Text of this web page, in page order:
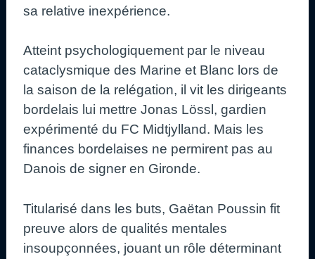
sa relative inexpérience.
Atteint psychologiquement par le niveau
cataclysmique des Marine et Blanc lors de
la saison de la relégation, il vit les dirigeants
bordelais lui mettre Jonas Lössl, gardien
expérimenté du FC Midtjylland. Mais les
finances bordelaises ne permirent pas au
Danois de signer en Gironde.
Titularisé dans les buts, Gaëtan Poussin fit
preuve alors de qualités mentales
insoupçonnées, jouant un rôle déterminant